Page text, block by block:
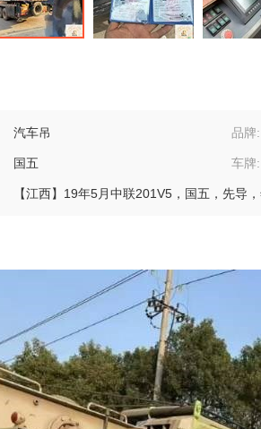
汽车吊 品牌:
国五 车牌:
【江西】19年5月中联201V5，国五，先导